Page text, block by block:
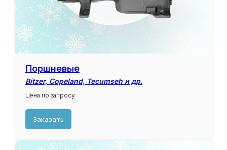
Поршневые
Bitzer, Copeland, Tecumseh и др.
Цена по запросу
Заказать